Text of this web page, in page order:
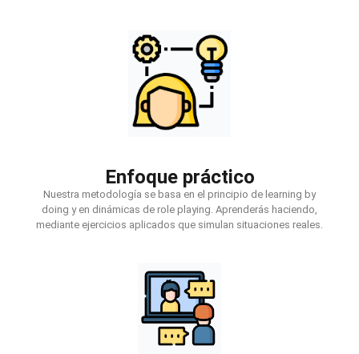
Enfoque práctico
Nuestra metodología se basa en el principio de learning by
doing y en dinámicas de role playing. Aprenderás haciendo,
mediante ejercicios aplicados que simulan situaciones reales.